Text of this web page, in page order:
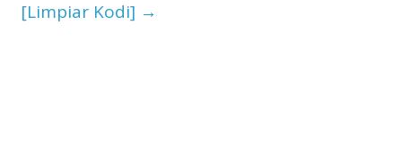
[Limpiar Kodi] →